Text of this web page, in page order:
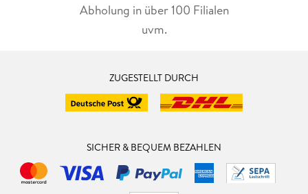
Abholung in über 100 Filialen
uvm.
ZUGESTELLT DURCH
SICHER & BEQUEM BEZAHLEN